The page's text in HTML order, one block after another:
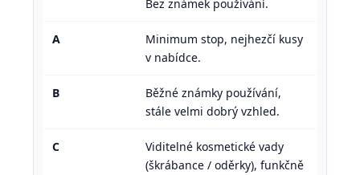
Bez známek používání.
A
Minimum stop, nejhezčí kusy
v nabídce.
B
Běžné známky používání,
stále velmi dobrý vzhled.
C
Viditelné kosmetické vady
(škrábance / oděrky), funkčně